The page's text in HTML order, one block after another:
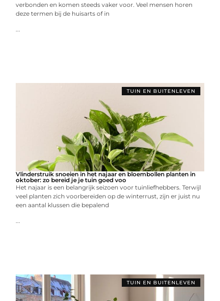
verbonden en komen steeds vaker voor. Veel mensen horen
deze termen bij de huisarts of in
...
TUIN EN BUITENLEVEN
Vlinderstruik snoeien in het najaar en bloembollen planten in
oktober: zo bereid je je tuin goed voo
Het najaar is een belangrijk seizoen voor tuinliefhebbers. Terwijl
veel planten zich voorbereiden op de winterrust, zijn er juist nu
een aantal klussen die bepalend
...
TUIN EN BUITENLEVEN